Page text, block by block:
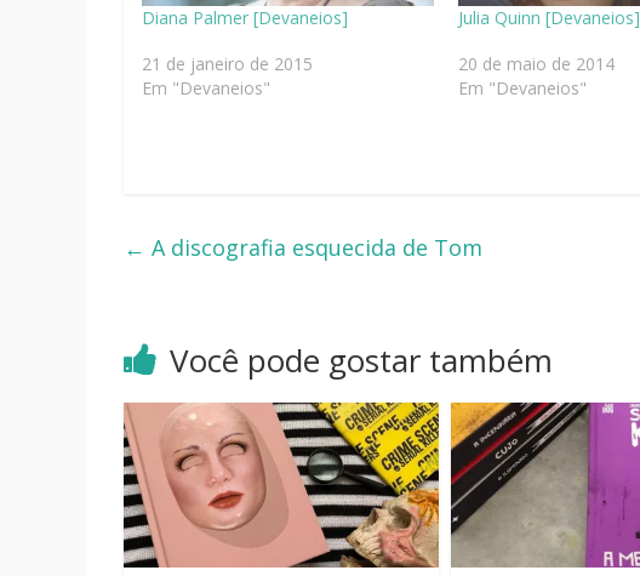
Diana Palmer [Devaneios]
21 de janeiro de 2015
Em "Devaneios"
Julia Quinn [Devaneios]
20 de maio de 2014
Em "Devaneios"
← A discografia esquecida de Tom
Você pode gostar também